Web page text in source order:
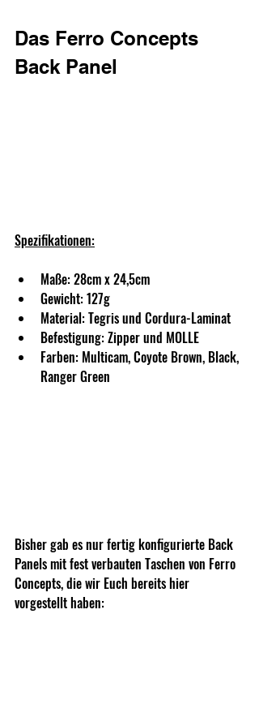
Das Ferro Concepts
Back Panel
Spezifikationen:
Maße: 28cm x 24,5cm
Gewicht: 127g
Material: Tegris und Cordura-Laminat
Befestigung: Zipper und MOLLE
Farben: Multicam, Coyote Brown, Black,
Ranger Green
Bisher gab es nur fertig konfigurierte Back
Panels mit fest verbauten Taschen von Ferro
Concepts, die wir Euch bereits hier
vorgestellt haben: